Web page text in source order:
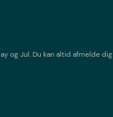
og Jul. Du kan altid afmelde dig